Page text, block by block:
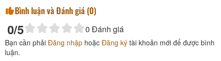
Bình luận và Đánh giá (0)
0/5 0 Đánh giá
Bạn cần phải Đăng nhập hoặc Đăng ký tài khoản mới để được bình
luận.